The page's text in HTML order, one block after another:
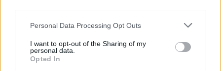
Personal Data Processing Opt Outs
I want to opt-out of the Sharing of my
personal data.
Opted In
Naudoto „Ford Kuga Plug-in“
TOP 3